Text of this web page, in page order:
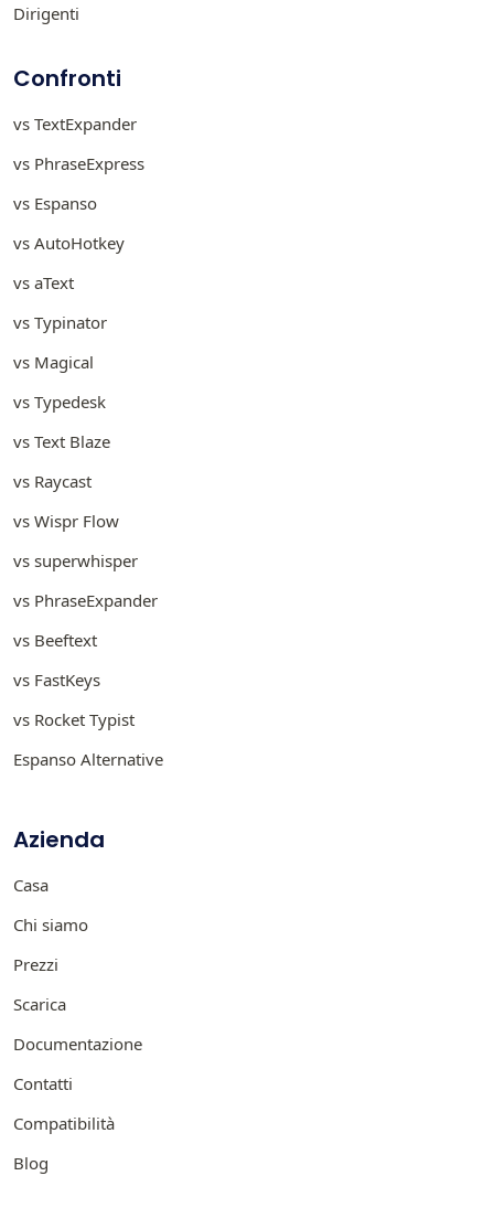
Dirigenti
Confronti
vs TextExpander
vs PhraseExpress
vs Espanso
vs AutoHotkey
vs aText
vs Typinator
vs Magical
vs Typedesk
vs Text Blaze
vs Raycast
vs Wispr Flow
vs superwhisper
vs PhraseExpander
vs Beeftext
vs FastKeys
vs Rocket Typist
Espanso Alternative
Azienda
Casa
Chi siamo
Prezzi
Scarica
Documentazione
Contatti
Compatibilità
Blog